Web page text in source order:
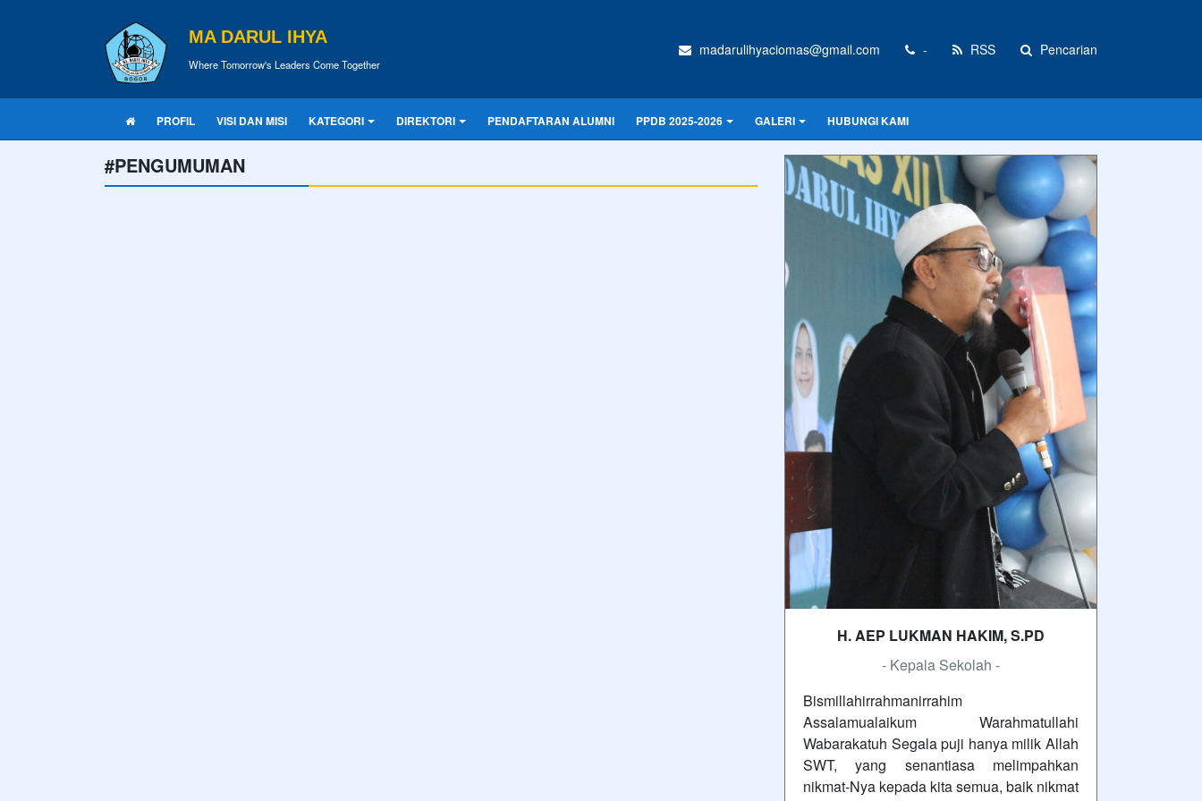
MA DARUL IHYA
Where Tomorrow's Leaders Come Together
madarulihyaciomas@gmail.com - RSS Pencarian
PROFIL VISI DAN MISI KATEGORI DIREKTORI PENDAFTARAN ALUMNI PPDB 2025-2026 GALERI HUBUNGI KAMI
#PENGUMUMAN
H. AEP LUKMAN HAKIM, S.PD
- Kepala Sekolah -
Bismillahirrahmanirrahim
Assalamualaikum Warahmatullahi
Wabarakatuh Segala puji hanya milik Allah
SWT, yang senantiasa melimpahkan
nikmat-Nya kepada kita semua, baik nikmat